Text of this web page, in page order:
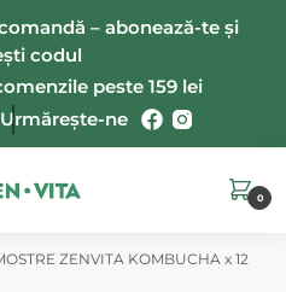
– abonează-te și
codul
peste 159 lei
Urmărește-ne
0
ZENVITA KOMBUCHA x 12